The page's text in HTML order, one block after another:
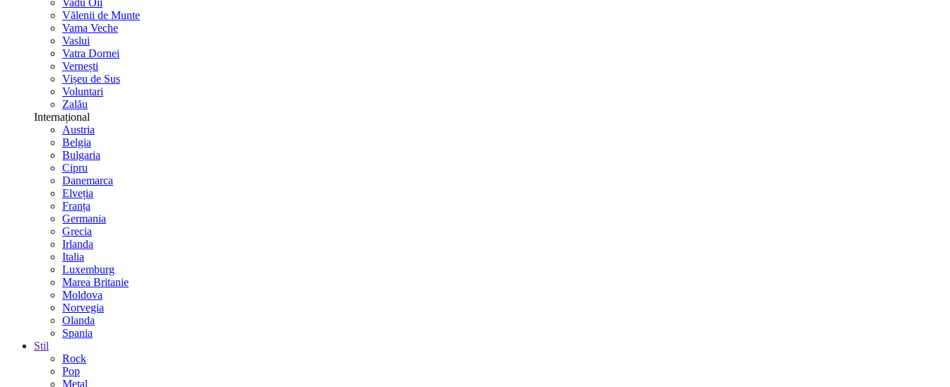
Vadu Oii
Vălenii de Munte
Vama Veche
Vaslui
Vatra Dornei
Vernești
Vișeu de Sus
Voluntari
Zalău
Internațional
Austria
Belgia
Bulgaria
Cipru
Danemarca
Elveția
Franța
Germania
Grecia
Irlanda
Italia
Luxemburg
Marea Britanie
Moldova
Norvegia
Olanda
Spania
Stil
Rock
Pop
Metal